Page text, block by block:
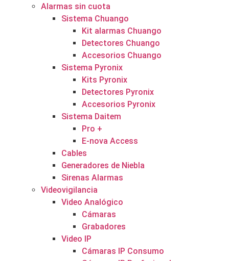
Alarmas sin cuota
Sistema Chuango
Kit alarmas Chuango
Detectores Chuango
Accesorios Chuango
Sistema Pyronix
Kits Pyronix
Detectores Pyronix
Accesorios Pyronix
Sistema Daitem
Pro +
E-nova Access
Cables
Generadores de Niebla
Sirenas Alarmas
Videovigilancia
Video Analógico
Cámaras
Grabadores
Video IP
Cámaras IP Consumo